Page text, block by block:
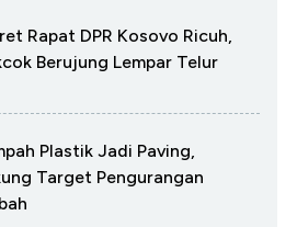
Rapat DPR Kosovo Ricuh,
Berujung Lempar Telur
Plastik Jadi Paving,
Target Pengurangan